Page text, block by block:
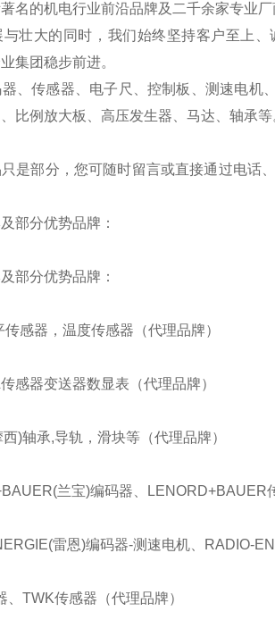
名的机电行业前沿品牌及二千余家专业厂
壮大的同时，我们始终坚持客户至上
集团稳步前进。
、传感器、电子尺、控制板、测速电机
比例放大板、高压发生器、马达、轴承等
是部分，您可随时留言或直接通过电话
部分优势品牌：
部分优势品牌：
感器，温度传感器（代理品牌）
感器变送器数显表（代理品牌）
)轴承,导轨，滑块等（代理品牌）
兰宝)编码器、LENORD+BAUER
雷恩)编码器-测速电机、RADIO-
、TWK传感器（代理品牌）